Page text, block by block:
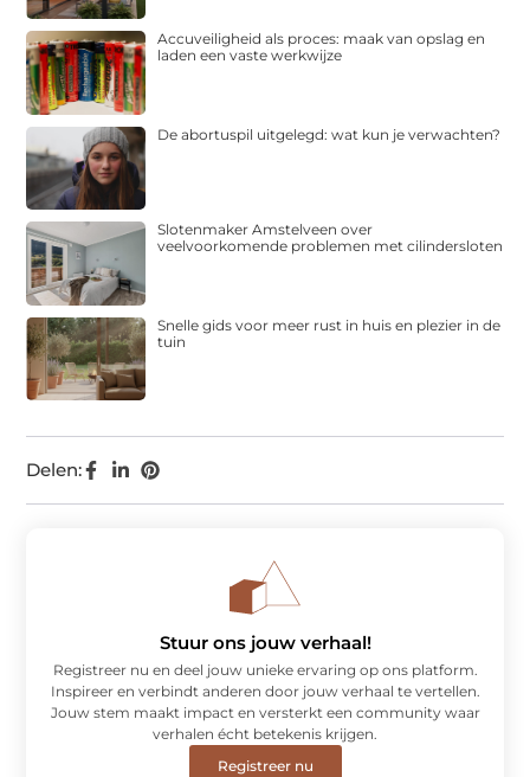
Delen:
Accuveiligheid als proces: maak van opslag en
laden een vaste werkwijze
De abortuspil uitgelegd: wat kun je verwachten?
Slotenmaker Amstelveen over
veelvoorkomende problemen met cilindersloten
Snelle gids voor meer rust in huis en plezier in de
tuin
Stuur ons jouw verhaal!
Registreer nu en deel jouw unieke ervaring op ons platform.
Inspireer en verbindt anderen door jouw verhaal te vertellen.
Jouw stem maakt impact en versterkt een community waar
verhalen écht betekenis krijgen.
Registreer nu